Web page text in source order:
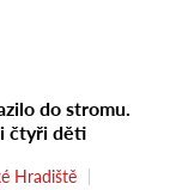
do stromu.
čtyři děti
Hradiště